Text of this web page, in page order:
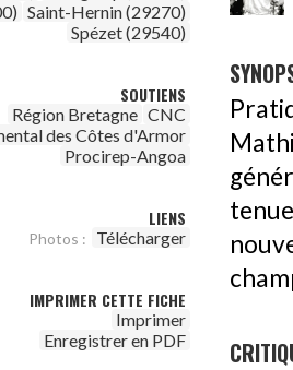
Saint-Hernin (29270)
Spézet (29540)
SOUTIENS
Région Bretagne CNC
des Côtes d'Armor
Procirep-Angoa
LIENS
Photos : Télécharger
IMPRIMER CETTE FICHE
Imprimer
Enregistrer en PDF